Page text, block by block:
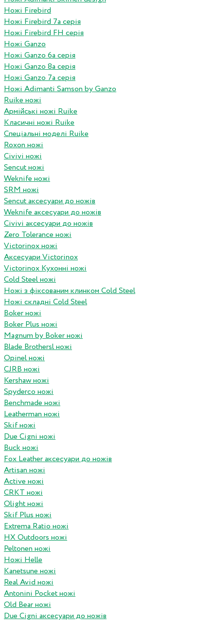
Ножі Firebird
Ножі Firebird 7а серія
Ножі Firebird FH серія
Ножі Ganzo
Ножі Ganzo 6а серія
Ножі Ganzo 8а серія
Ножі Ganzo 7а серія
Ножі Adimanti Samson by Ganzo
Ruike ножі
Армійські ножі Ruike
Класичні ножі Ruike
Спеціальні моделі Ruike
Roxon ножi
Civivi ножі
Sencut ножі
Weknife ножі
SRM ножі
Sencut аксесуари до ножів
Weknife аксесуари до ножів
Civivi аксесуари до ножів
Zero Tolerance ножі
Victorinox ножі
Аксесуари Victorinox
Victorinox Кухонні ножі
Cold Steel ножі
Ножі з фіксованим клинком Cold Steel
Ножі складні Cold Steel
Boker ножі
Boker Plus ножі
Magnum by Boker ножі
Blade Brothersl ножі
Opinel ножі
CJRB ножі
Kershaw ножі
Spyderco ножі
Benchmade ножі
Leatherman ножі
Skif ножі
Due Cigni ножі
Buck ножі
Fox Leather аксесуари до ножів
Artisan ножі
Active ножі
CRKT ножі
Olight ножі
Skif Plus ножі
Extrema Ratio ножі
HX Outdoors ножі
Peltonen ножі
Ножі Helle
Kanetsune ножі
Real Avid ножі
Antonini Pocket ножі
Old Bear ножі
Due Cigni аксесуари до ножів